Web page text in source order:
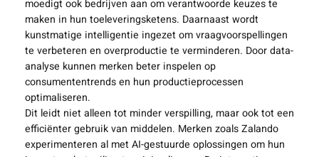
moedigt ook bedrijven aan om verantwoorde keuzes te
maken in hun toeleveringsketens. Daarnaast wordt
kunstmatige intelligentie ingezet om vraagvoorspellingen
te verbeteren en overproductie te verminderen. Door data-
analyse kunnen merken beter inspelen op
consumententrends en hun productieprocessen
optimaliseren.
Dit leidt niet alleen tot minder verspilling, maar ook tot een
efficiënter gebruik van middelen. Merken zoals Zalando
experimenteren al met AI-gestuurde oplossingen om hun